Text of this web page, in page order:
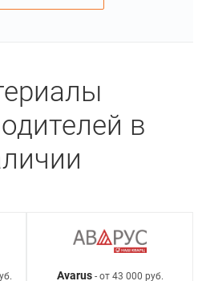
в
Avarus- от 43 000 руб.